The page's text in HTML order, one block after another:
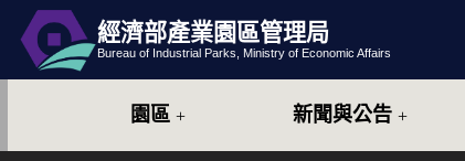
跳到主要內容
網站導覽
經濟部產業園區管理局
Bureau of Industrial Parks, Ministry of Economic Affairs
園區 新聞與公告